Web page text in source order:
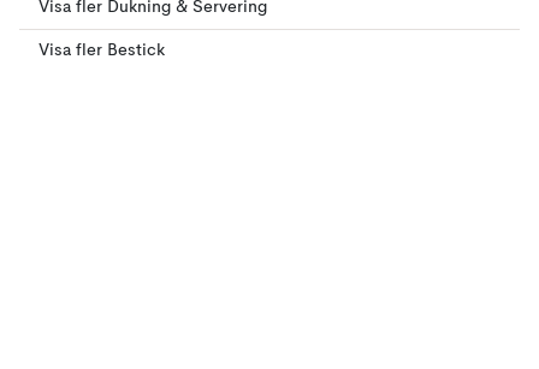
Visa fler Dukning & Servering
Visa fler Bestick